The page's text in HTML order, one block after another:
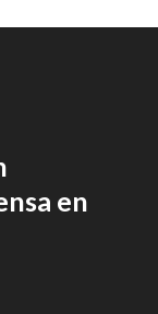
en